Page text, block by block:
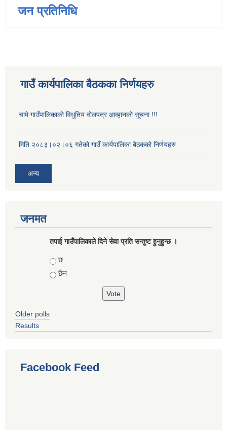
जन प्रतिनिधि
गाउँ कार्यपालिका बैठकका निर्णयहरु
चामे गाउँपालिकाको विधुतिय वोलपत्र आव्हानको सूचना !!!
मिति २०८३।०२।०६ गतेको गाउँ कार्यपालिका बैठकको निर्णयहरु
अन्य
जनमत
तपाई गाउँपालिकाले दिने सेवा प्रति सन्तुष्ट हुनुहुन्छ ।
Choices
छ
छैन
Older polls
Results
Facebook Feed